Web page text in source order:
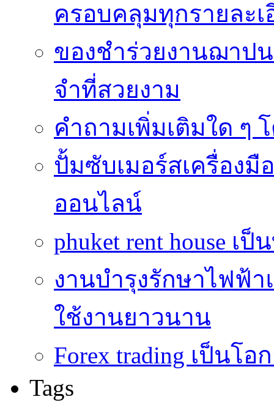
ครอบคลุมทุกรายละเ
ของชำร่วยงานฌาป
จำที่สวยงาม
คำถามเพิ่มเติมใด ๆ
ปั้มซับเมอร์สเครื่อง
ออนไลน์
phuket rent house เ
งานบำรุงรักษาไฟฟ้
ใช้งานยาวนาน
Forex trading เป็นโ
Tags